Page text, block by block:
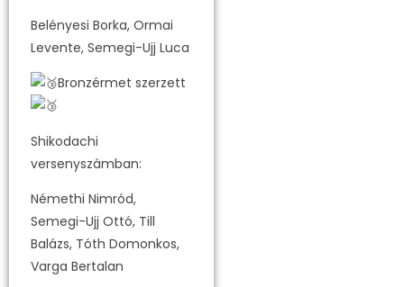
Belényesi Borka, Ormai
Levente, Semegi-Ujj Luca
Bronzérmet szerzett
Shikodachi
versenyszámban:
Némethi Nimród,
Semegi-Ujj Ottó, Till
Balázs, Tóth Domonkos,
Varga Bertalan